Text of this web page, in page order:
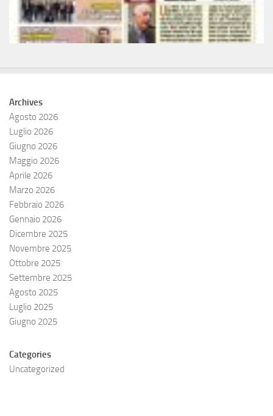
Archives
Agosto 2026
Luglio 2026
Giugno 2026
Maggio 2026
Aprile 2026
Marzo 2026
Febbraio 2026
Gennaio 2026
Dicembre 2025
Novembre 2025
Ottobre 2025
Settembre 2025
Agosto 2025
Luglio 2025
Giugno 2025
Categories
Uncategorized